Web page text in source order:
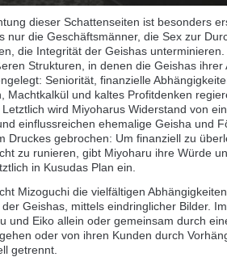
dieser Schattenseiten ist besonders
nur die Geschäftsmänner, die Sex zur
die Integrität der Geishas
Strukturen, in denen die Geishas ihrer
Seniorität, finanzielle
Machtkalkül und kaltes Profitdenken
wird Miyoharus Widerstand von
einflussreichen ehemalige Geisha und
Druckes gebrochen: Um finanziell zu
zu runieren, gibt Miyoharu ihre Würde
in Kusudas Plan ein.
Mizoguchi die vielfältigen
Geishas, mittels eindringlicher Bilder.
und Eiko allein oder gemeinsam durch
oder von ihren Kunden durch
getrennt.